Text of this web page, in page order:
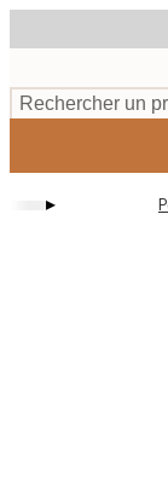
to
content.
Rechercher un
▸